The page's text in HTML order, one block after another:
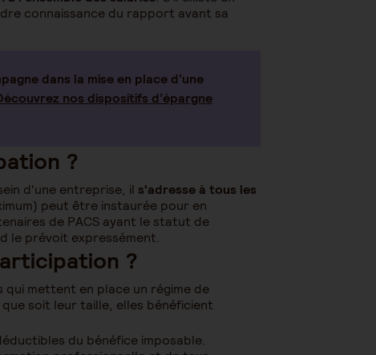
connaissance du rapport avant sa
dans la mise en place d’une
nos dispositifs d’épargne
?
d'une entreprise, il s'adresse à tous les
peut être instaurée pour en
de PACS ayant le statut de
le prévoit expressément.
?
qui mettent en place un régime de
que soit leur taille, elles bénéficient
du bénéfice imposable.